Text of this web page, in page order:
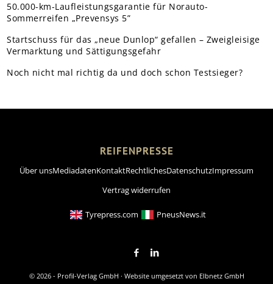
50.000-km-Laufleistungsgarantie für Norauto-
Sommerreifen „Prevensys 5”
Startschuss für das „neue Dunlop“ gefallen – Zweigleisige
Vermarktung und Sättigungsgefahr
Noch nicht mal richtig da und doch schon Testsieger?
REIFENPRESSE
Über unsMediadatenKontaktRechtlichesDatenschutzImpressum
Vertrag widerrufen
Tyrepress.com PneusNews.it
© 2026 - Profil-Verlag GmbH · Website umgesetzt von Elbnetz GmbH